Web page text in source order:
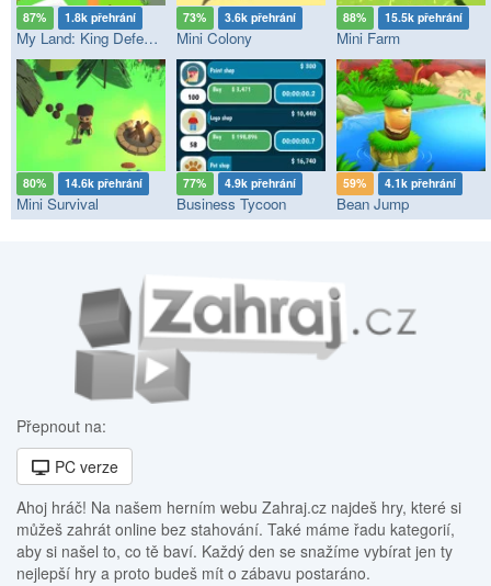
87% 1.8k přehrání
My Land: King Defender
73% 3.6k přehrání
Mini Colony
88% 15.5k přehrání
Mini Farm
80% 14.6k přehrání
Mini Survival
77% 4.9k přehrání
Business Tycoon
59% 4.1k přehrání
Bean Jump
Přepnout na:
PC verze
Ahoj hráč! Na našem herním webu Zahraj.cz najdeš hry, které si
můžeš zahrát online bez stahování. Také máme řadu kategorií,
aby si našel to, co tě baví. Každý den se snažíme vybírat jen ty
nejlepší hry a proto budeš mít o zábavu postaráno.